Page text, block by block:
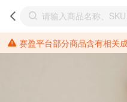
赛盈平台部分商品含有相关成分元素，请各位分销商需提前了解产品材质情况，并针对其做好相关的风险把控，以免造成不必要的损失。 *美国加州65法案进一步规定了对于仅包含致癌物质，仅包含致生殖毒性物质，同时包含致癌物质和致生殖毒性物质，亦或是包含某一物质即为致癌物质又为致生殖毒性物质的产品的警示标语要求。 *新法案提供的警示标语修订并不是强制实施的，其只是避免昂贵诉讼的一种有效的方法。只要企业在保证其使用的另外的警示标语是“清晰和合理”并符合加州65法案